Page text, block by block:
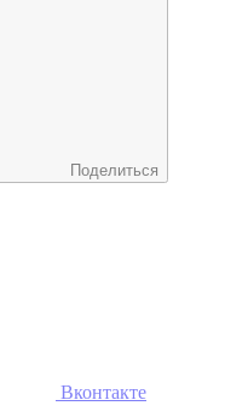
Поделиться
Вконтакте